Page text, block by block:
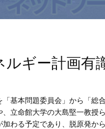
ルギー計画有
基本問題委員会」から「総
立命館大学の大島堅一教授
わる予定であり、脱原発から